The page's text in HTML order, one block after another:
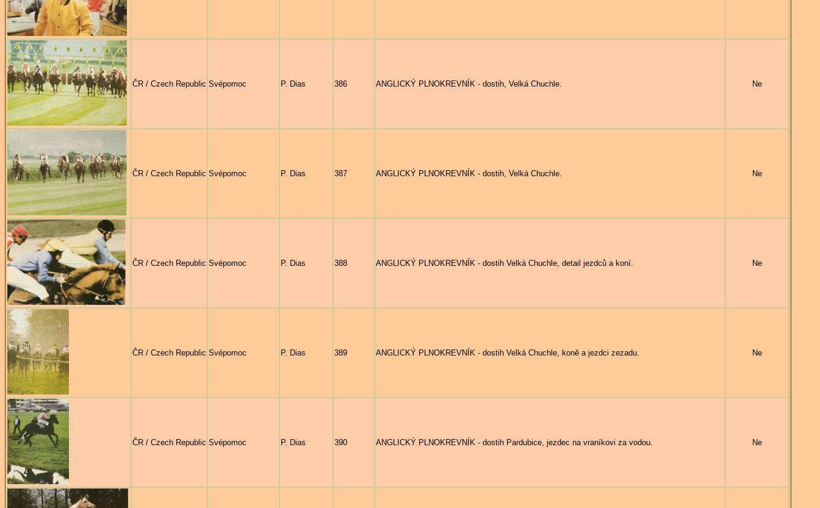
ČR / Czech Republic Svépomoc P. Dias 386 ANGLICKÝ PLNOKREVNÍK - dostih, Velká Chuchle. Ne
ČR / Czech Republic Svépomoc P. Dias 387 ANGLICKÝ PLNOKREVNÍK - dostih, Velká Chuchle. Ne
ČR / Czech Republic Svépomoc P. Dias 388 ANGLICKÝ PLNOKREVNÍK - dostih Velká Chuchle, detail jezdců a koní. Ne
ČR / Czech Republic Svépomoc P. Dias 389 ANGLICKÝ PLNOKREVNÍK - dostih Velká Chuchle, koně a jezdci zezadu. Ne
ČR / Czech Republic Svépomoc P. Dias 390 ANGLICKÝ PLNOKREVNÍK - dostih Pardubice, jezdec na vraníkovi za vodou. Ne